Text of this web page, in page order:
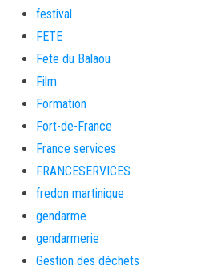
festival
FETE
Fete du Balaou
Film
Formation
Fort-de-France
France services
FRANCESERVICES
fredon martinique
gendarme
gendarmerie
Gestion des déchets